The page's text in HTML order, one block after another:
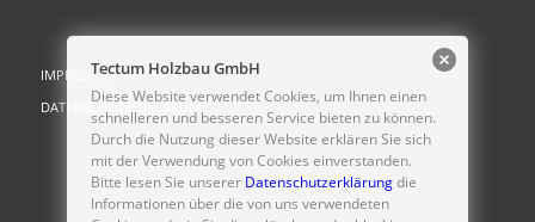
IMPRESSUM
DATENSCHUTZERKLÄRUNG
Tectum Holzbau GmbH
Diese Website verwendet Cookies, um Ihnen einen
schnelleren und besseren Service bieten zu können.
Durch die Nutzung dieser Website erklären Sie sich
mit der Verwendung von Cookies einverstanden.
Bitte lesen Sie unserer Datenschutzerklärungdie
Informationen über die von uns verwendeten